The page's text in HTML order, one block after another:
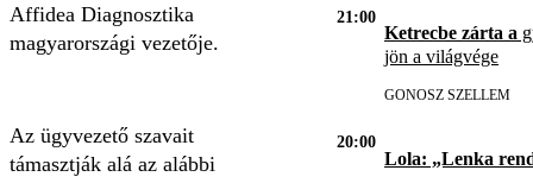
Affidea Diagnosztika
magyarországi vezetője.
Az ügyvezető szavait
támasztják alá az alábbi
21:00
Ketrecbe zárta a
jön a világvége
GONOSZ SZELLEM
20:00
Lola: „Lenka